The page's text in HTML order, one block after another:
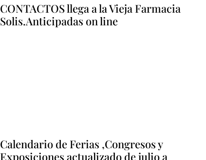
CONTACTOS llega a la Vieja Farmacia
Solis.Anticipadas on line
Calendario de Ferias ,Congresos y
Exposiciones actualizado de julio a